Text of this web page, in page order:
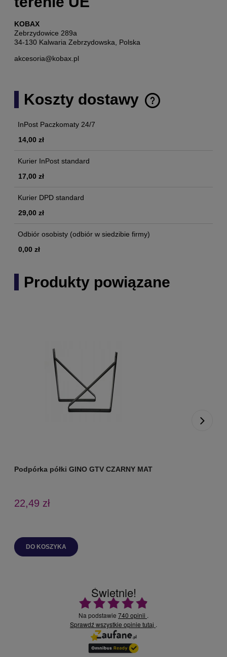
KOBAX
Zebrzydowice 289a
34-130 Kalwaria Zebrzydowska, Polska
akcesoria@kobax.pl
Koszty dostawy
Cena nie zawiera ewentualnych kosztów płatności
InPost Paczkomaty 24/7
14,00 zł
Kurier InPost standard
17,00 zł
Kurier DPD standard
29,00 zł
Odbiór osobisty (odbiór w siedzibie firmy)
0,00 zł
Produkty powiązane
Podpórka półki GINO GTV CZARNY MAT
22,49 zł
DO KOSZYKA
Świetnie!
Ocena średnia 4.9 na 5
Na podstawie 740 opinii .
Sprawdź wszystkie opinie tutaj .